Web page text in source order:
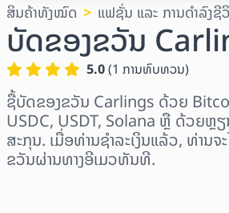
ສິນຄ້າທັງໝົດ ແຟຊັ່ນ ແລະ ການດໍາລົງຊີ
ບັດຂອງຂວັນ
5.0(1 ການທົບທວນ)
ຊື້ບັດຂອງຂວັນ Carlings ດ້ວຍ
USDC, USDT, Solana ຫຼື ດ້ວຍຫຼ
ສະກຸນ. ເມື່ອທ່ານຊຳລະເງິນແລ້ວ, ທ່ານ
ຂວັນຜ່ານທາງອີເມວທັນທີ.